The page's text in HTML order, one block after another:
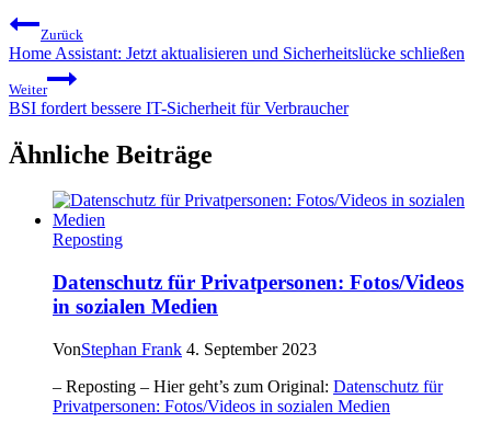
Beitragsnavigation
Zurück
Home Assistant: Jetzt aktualisieren und Sicherheitslücke schließen
Weiter
BSI fordert bessere IT-Sicherheit für Verbraucher
Ähnliche Beiträge
Reposting
Datenschutz für Privatpersonen: Fotos/Videos
in sozialen Medien
VonStephan Frank 4. September 2023
– Reposting – Hier geht’s zum Original: Datenschutz für
Privatpersonen: Fotos/Videos in sozialen Medien